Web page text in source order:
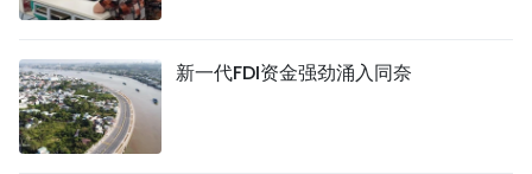
新一代FDI资金强劲涌入同奈